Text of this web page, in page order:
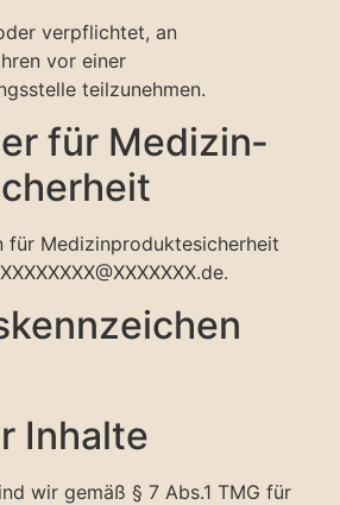
verpflichtet, an
vor einer
teilzunehmen.
für Medizin­
für Medizin­produkte­sicherheit
Inhalte
wir gemäß § 7 Abs.1 TMG für